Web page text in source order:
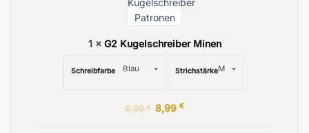
1× G2 Kugelschreiber Minen
Schreibfarbe Strichstärke
9,99€ 8,99€